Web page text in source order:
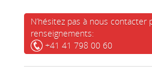
N’hésitez pas à nous contacter
renseignements:
+41 41 798 00 60